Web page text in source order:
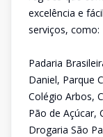
excelência e
serviços, como:
Padaria
Daniel, Parque
Colégio Arbos,
Pão de Açúcar,
Drogaria São